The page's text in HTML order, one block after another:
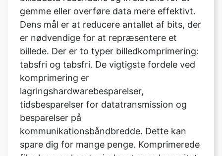
billede. Der er to typer billedkomprimering:
tabsfri og tabsfri. De vigtigste fordele ved
komprimering er
lagringshardwarebesparelser,
tidsbesparelser for datatransmission og
besparelser på
kommunikationsbåndbredde. Dette kan
spare dig for mange penge. Komprimerede
filer kræver langt mindre storagekapacitet
end ukomprimerede data, hvilket resulterer
i betydelige besparelser i